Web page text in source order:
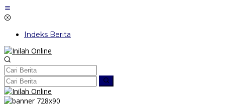
Lewati
ke
Indeks Berita